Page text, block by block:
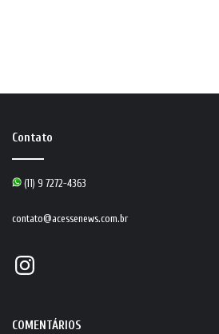
Contato
(11) 9 7272-4363
contato@acessenews.com.br
Instagram
COMENTÁRIOS